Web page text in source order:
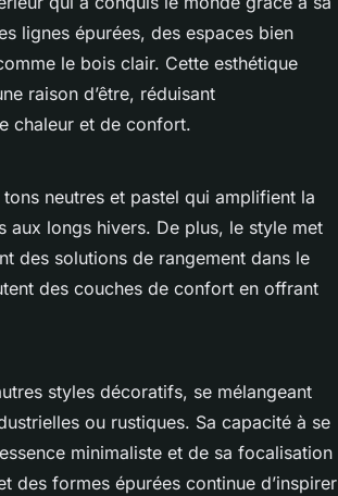
lignes épurées, des espaces bien
le bois clair. Cette esthétique
raison d’être, réduisant
chaleur et de confort.
neutres et pastel qui amplifient la
aux longs hivers. De plus, le style met
des solutions de rangement dans le
des couches de confort en offrant
styles décoratifs, se mélangeant
ou rustiques. Sa capacité à se
minimaliste et de sa focalisation
des formes épurées continue d’inspirer